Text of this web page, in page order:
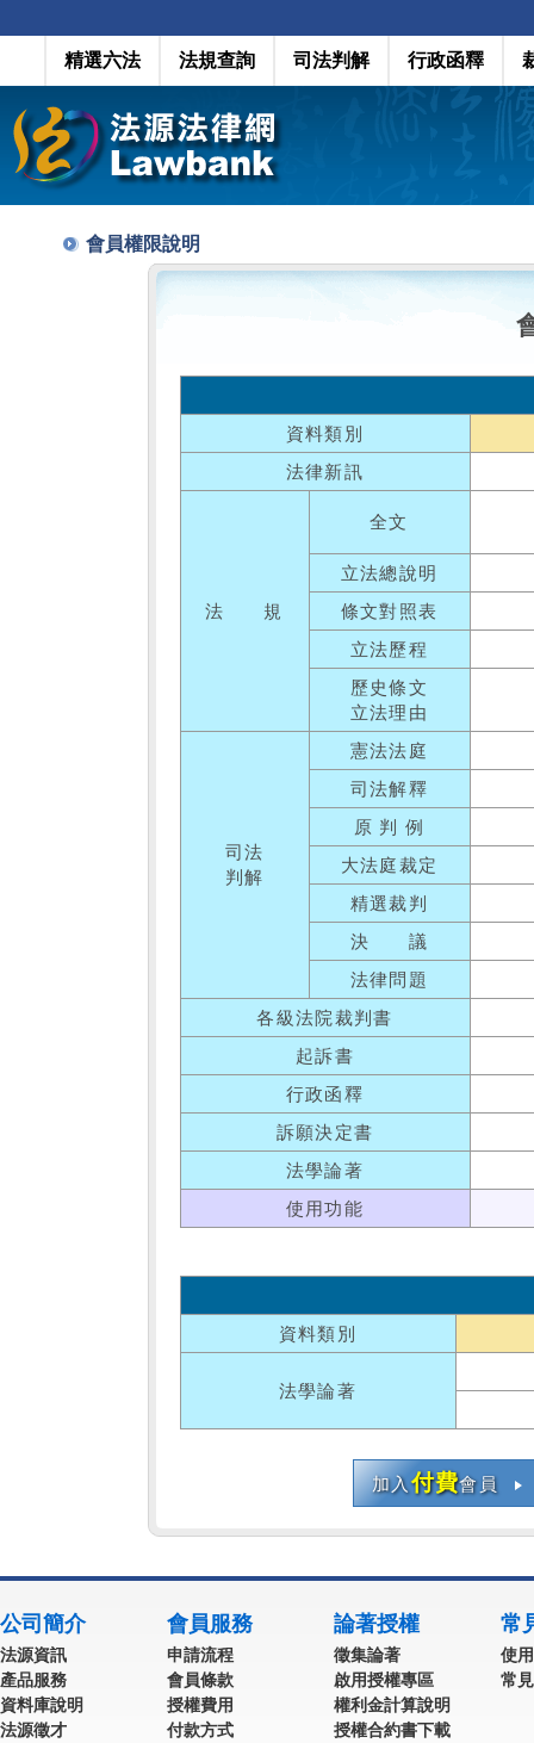
精選六法 法規查詢 司法判解 行政函釋
會員權限說明
資料類別
法律新訊
法 規
全文
立法總說明
條文對照表
立法歷程
歷史條文
立法理由
司法
判解
憲法法庭
司法解釋
原 判 例
大法庭裁定
精選裁判
決 議
法律問題
各級法院裁判書
起訴書
行政函釋
訴願決定書
法學論著
使用功能
資料類別
法學論著
加入付費會員
公司簡介
法源資訊
產品服務
資料庫說明
法源徵才
會員服務
申請流程
會員條款
授權費用
付款方式
論著授權
徵集論著
啟用授權專區
權利金計算說明
授權合約書下載
常
使
常